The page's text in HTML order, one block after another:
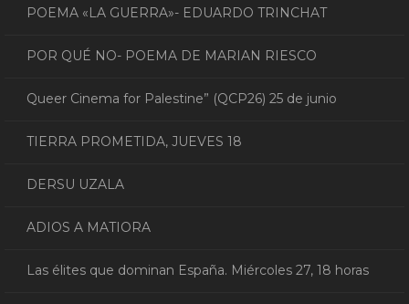
POEMA «LA GUERRA»- EDUARDO TRINCHAT
POR QUÉ NO- POEMA DE MARIAN RIESCO
Queer Cinema for Palestine” (QCP26) 25 de junio
TIERRA PROMETIDA, JUEVES 18
DERSU UZALA
ADIOS A MATIORA
Las élites que dominan España. Miércoles 27, 18 horas